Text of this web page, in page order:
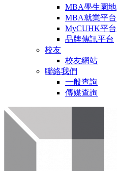
MBA學生園地
MBA就業平台
MyCUHK平台
品牌傳訊平台
校友
校友網站
聯絡我們
一般查詢
傳媒查詢